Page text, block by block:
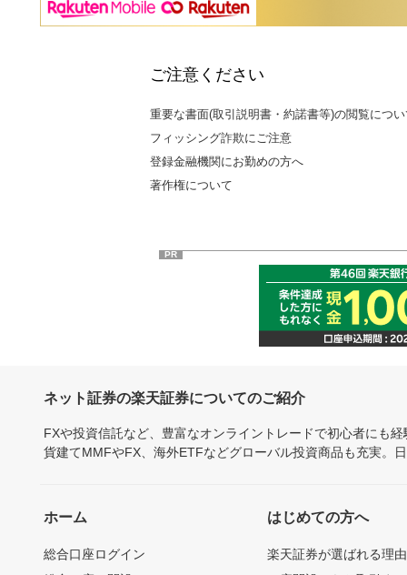
ご注意ください
重要な書面(取引説明書・約諾書等)の閲覧につ
フィッシング詐欺にご注意
登録金融機関にお勤めの方へ
著作権について
PR
ネット証券の楽天証券についてのご紹介
FXや投資信託など、豊富なオンライントレードで初心者にも
貨建てMMFやFX、海外ETFなどグローバル投資商品も充実。
ホーム
総合口座ログイン
はじめての方へ
楽天証券が選ばれる理由